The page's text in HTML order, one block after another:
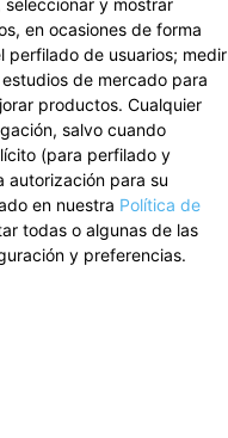
y mostrar
en ocasiones de forma
perfilado de usuarios; medir
de mercado para
productos. Cualquier
salvo cuando
(para perfilado y
autorización para su
en nuestra Política de
todas o algunas de las
y preferencias.